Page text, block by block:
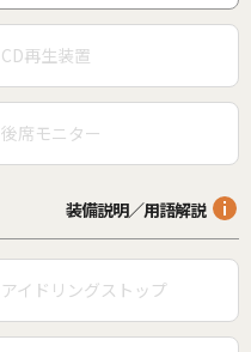
CD再生装置
後席モニター
装備説明／用語解説
アイドリングストップ